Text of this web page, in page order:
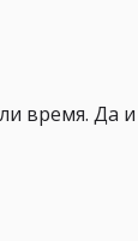
время. Да